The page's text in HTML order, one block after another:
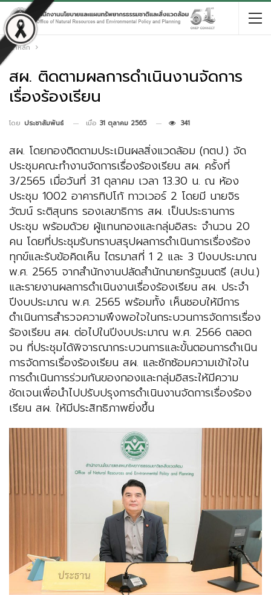
หน้าหลัก
สผ. ติดตามผลการดำเนินงานจัดการ
เรื่องร้องเรียน
โดย ประชาสัมพันธ์ เมื่อ 31 ตุลาคม 2565 341
สผ. โดยกองติดตามประเมินผลสิ่งแวดล้อม (กตป.) จัด
ประชุมคณะทำงานจัดการเรื่องร้องเรียน สผ. ครั้งที่
3/2565 เมื่อวันที่ 31 ตุลาคม เวลา 13.30 น. ณ ห้อง
ประชุม 1002 อาคารทิปโก้ ทาวเวอร์ 2 โดยมี นายจิร
วัฒน์ ระติสุนทร รองเลขาธิการ สผ. เป็นประธานการ
ประชุม พร้อมด้วย ผู้แทนกองและกลุ่มอิสระ จำนวน 20
คน โดยที่ประชุมรับทราบสรุปผลการดำเนินการเรื่องร้อง
ทุกข์และรับข้อคิดเห็น ไตรมาสที่ 1 2 และ 3 ปีงบประมาณ
พ.ศ. 2565 จากสำนักงานปลัดสำนักนายกรัฐมนตรี (สปน.)
และรายงานผลการดำเนินงานเรื่องร้องเรียน สผ. ประจำ
ปีงบประมาณ พ.ศ. 2565 พร้อมทั้ง เห็นชอบให้มีการ
ดำเนินการสำรวจความพึงพอใจในกระบวนการจัดการเรื่อง
ร้องเรียน สผ. ต่อไปในปีงบประมาณ พ.ศ. 2566 ตลอด
จน ที่ประชุมได้พิจารณากระบวนการและขั้นตอนการดำเนิน
การจัดการเรื่องร้องเรียน สผ. และซักซ้อมความเข้าใจใน
การดำเนินการร่วมกันของกองและกลุ่มอิสระให้มีความ
ชัดเจนเพื่อนำไปปรับปรุงการดำเนินงานจัดการเรื่องร้อง
เรียน สผ. ให้มีประสิทธิภาพยิ่งขึ้น